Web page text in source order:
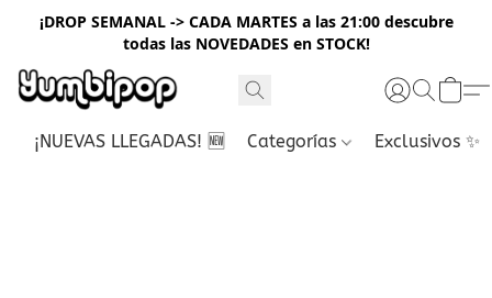
¡DROP SEMANAL -> CADA MARTES a las 21:00 descubre
todas las NOVEDADES en STOCK!
¡NUEVAS LLEGADAS! 🆕 Categorías Exclusivos ✨